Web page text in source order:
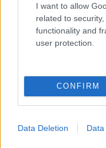
I want to allow
related to
functionality and
user protection.
CONFIRM
Data Deletion Data
economista
argomentare:
solo del libro di
indiano o
100 che gli altri
qualche pecca”.